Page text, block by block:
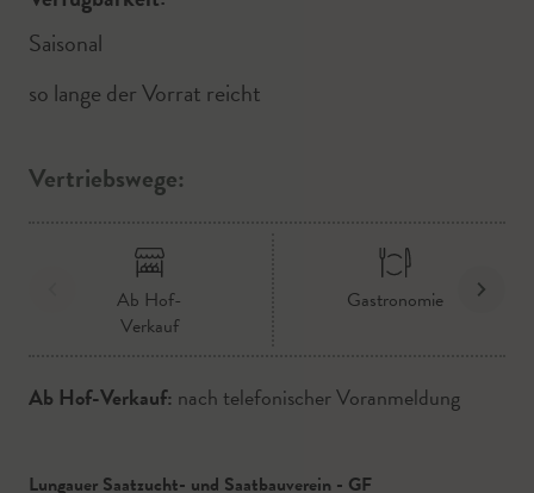
Saisonal
so lange der Vorrat reicht
Vertriebswege:
Ab Hof-
Verkauf
Gastronomie
Ab Hof-Verkauf: nach telefonischer Voranmeldung
Lungauer Saatzucht- und Saatbauverein - GF